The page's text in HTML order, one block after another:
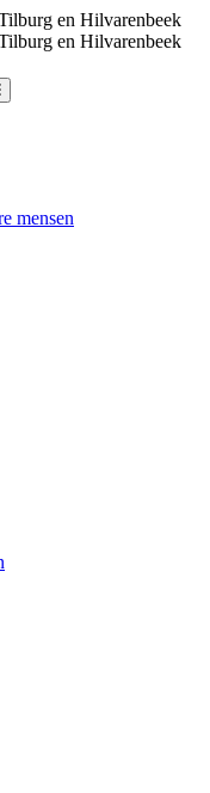
en Hilvarenbeek
en Hilvarenbeek
mensen